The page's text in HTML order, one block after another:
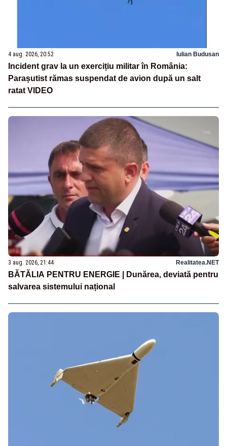
4 aug. 2026, 20:52 Iulian Budusan
Incident grav la un exercițiu militar în România:
Parașutist rămas suspendat de avion după un salt
ratat VIDEO
3 aug. 2026, 21:44 Realitatea.NET
BĂTĂLIA PENTRU ENERGIE | Dunărea, deviată pentru
salvarea sistemului național